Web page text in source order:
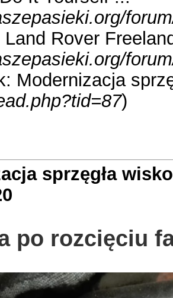
Land Rover
Modernizacja
)
sprzęgła
po rozcięciu